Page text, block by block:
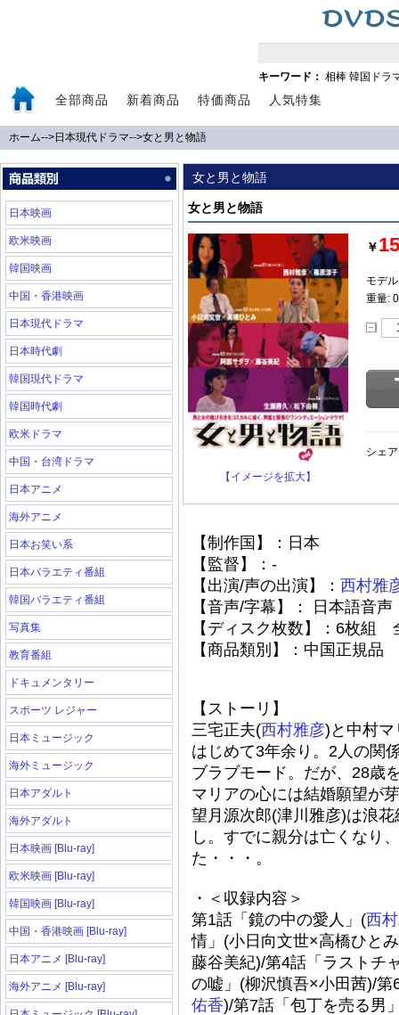
キーワード： 相棒 韓国ドラ
全部商品 新着商品 特価商品 人気特集
ホーム-->日本現代ドラマ-->女と男と物語
日本映画
欧米映画
韓国映画
中国・香港映画
日本現代ドラマ
日本時代劇
韓国現代ドラマ
韓国時代劇
欧米ドラマ
中国・台湾ドラマ
日本アニメ
海外アニメ
日本お笑い系
日本バラエティ番組
韓国バラエティ番組
写真集
教育番組
ドキュメンタリー
スポーツ レジャー
日本ミュージック
海外ミュージック
日本アダルト
海外アダルト
日本映画 [Blu-ray]
欧米映画 [Blu-ray]
韓国映画 [Blu-ray]
中国・香港映画 [Blu-ray]
日本アニメ [Blu-ray]
海外アニメ [Blu-ray]
女と男と物語
女と男と物語
【イメージを拡大】
￥
モデ
重量:
シェ
【制作国】：日本
【監督】：-
【出演/声の出演】： 西村雅
【音声/字幕】： 日本語音声
【ディスク枚数】：6枚組
【商品類別】：中国正規品
【ストーリ】
三宅正夫(西村雅彦)と中村マ
はじめて3年余り。2人の関
ブラブモード。だが、28歳
マリアの心には結婚願望が
望月源次郎(津川雅彦)は浪
し。すでに親分は亡くなり
た・・・。
・＜収録内容＞
第1話「鏡の中の愛人」(西
情」(小日向文世×高橋ひと
藤谷美紀)/第4話「ラストチ
の嘘」(柳沢慎吾×小田茜)/
佑香)/第7話「包丁を売る男